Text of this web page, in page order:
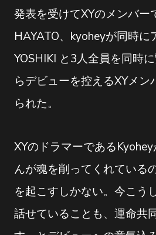
発表を受けてXYのメンバー
HAYATO、kyoheyが同時に
YOSHIKI と3人全員を同時
らデビューを控えるXYメン
られた。
XYのドラマーであるKyohey
んが魂を削ってくれている
を起こすしかない。今こう
話せていることも、運命共